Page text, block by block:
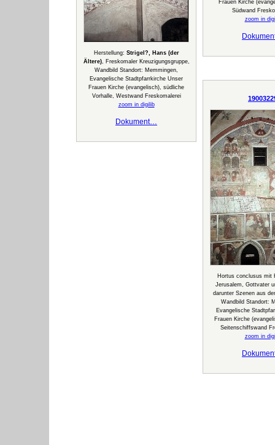
Herstellung: Strigel?, Hans (der
Ältere), Freskomaler Kreuzigungsgruppe,
Wandbild Standort: Memmingen,
Evangelische Stadtpfarrkirche Unser
Frauen Kirche (evangelisch), südliche
Vorhalle, Westwand Freskomalerei
zoom in digilib
Dokument…
Frauen Kirche
Südwand
zoom in
Hortus conclusus mit
Jerusalem, Gottvater
darunter Szenen aus
Wandbild Standort:
Evangelische
Frauen Kirche
Seitenschiffswand
zoom in